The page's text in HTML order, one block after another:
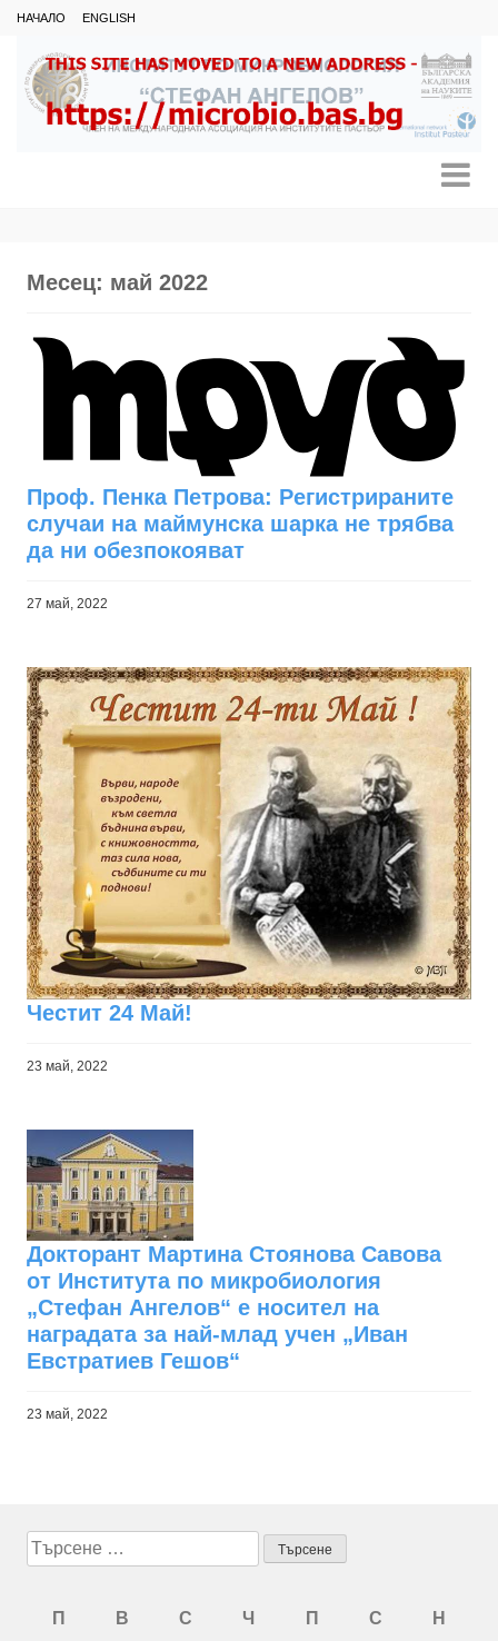
НАЧАЛО ENGLISH
Месец: май 2022
Проф. Пенка Петрова: Регистрираните
случаи на маймунска шарка не трябва
да ни обезпокояват
27 май, 2022
Честит 24 Май!
23 май, 2022
Докторант Мартина Стоянова Савова
от Института по микробиология
„Стефан Ангелов“ е носител на
наградата за най-млад учен „Иван
Евстратиев Гешов“
23 май, 2022
Търсене
за:
П В С Ч П С Н